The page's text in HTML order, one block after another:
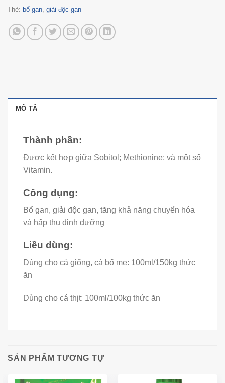
Thẻ: bổ gan, giải độc gan
MÔ TẢ
Thành phần:
Được kết hợp giữa Sobitol; Methionine; và một số
Vitamin.
Công dụng:
Bổ gan, giải độc gan, tăng khả năng chuyển hóa
và hấp thụ dinh dưỡng
Liều dùng:
Dùng cho cá giống, cá bố mẹ: 100ml/150kg thức
ăn
Dùng cho cá thịt: 100ml/100kg thức ăn
SẢN PHẨM TƯƠNG TỰ